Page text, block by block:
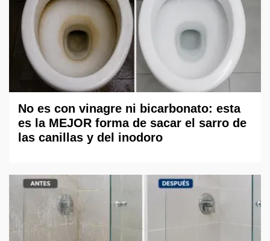
No es con vinagre ni bicarbonato: esta
es la MEJOR forma de sacar el sarro de
las canillas y del inodoro